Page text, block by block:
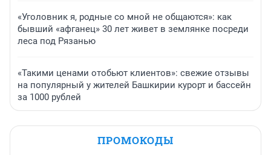
«Уголовник я, родные со мной не общаются»: как
бывший «афганец» 30 лет живет в землянке посреди
леса под Рязанью
«Такими ценами отобьют клиентов»: свежие отзывы
на популярный у жителей Башкирии курорт и бассейн
за 1000 рублей
ПРОМОКОДЫ